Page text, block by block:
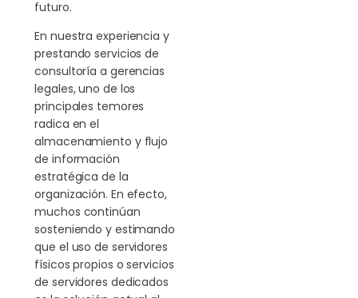
futuro.
En nuestra experiencia y
prestando servicios de
consultoría a gerencias
legales, uno de los
principales temores
radica en el
almacenamiento y flujo
de información
estratégica de la
organización. En efecto,
muchos continúan
sosteniendo y estimando
que el uso de servidores
físicos propios o servicios
de servidores dedicados